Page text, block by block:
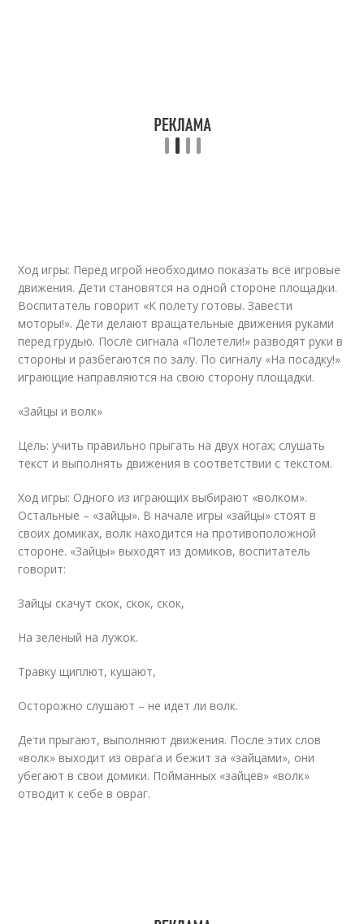
Ход игры: Перед игрой необходимо показать все игровые
движения. Дети становятся на одной стороне площадки.
Воспитатель говорит «К полету готовы. Завести
моторы!». Дети делают вращательные движения руками
перед грудью. После сигнала «Полетели!» разводят руки в
стороны и разбегаются по залу. По сигналу «На посадку!»
играющие направляются на свою сторону площадки.
«Зайцы и волк»
Цель: учить правильно прыгать на двух ногах; слушать
текст и выполнять движения в соответствии с текстом.
Ход игры: Одного из играющих выбирают «волком».
Остальные – «зайцы». В начале игры «зайцы» стоят в
своих домиках, волк находится на противоположной
стороне. «Зайцы» выходят из домиков, воспитатель
говорит:
Зайцы скачут скок, скок, скок,
На зеленый на лужок.
Травку щиплют, кушают,
Осторожно слушают – не идет ли волк.
Дети прыгают, выполняют движения. После этих слов
«волк» выходит из оврага и бежит за «зайцами», они
убегают в свои домики. Пойманных «зайцев» «волк»
отводит к себе в овраг.